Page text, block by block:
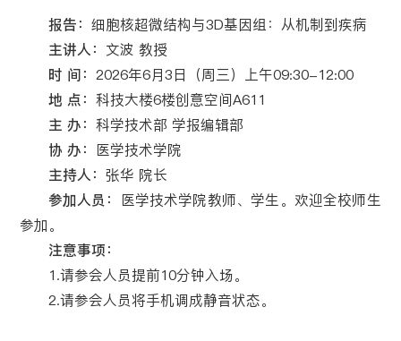
报告： 细胞核超微结构与3D基因组：从机制到疾病
主讲人： 文波 教授
时 间： 2026年6月3日（周三）上午09:30-12:00
地 点： 科技大楼6楼创意空间A611
主 办： 科学技术部 学报编辑部
协 办： 医学技术学院
主持人： 张华 院长
参加人员：
医学技术学院教师、学生。欢迎全校师生
参加。
注意事项：
1.请参会人员提前10分钟入场。
2.请参会人员将手机调成静音状态。